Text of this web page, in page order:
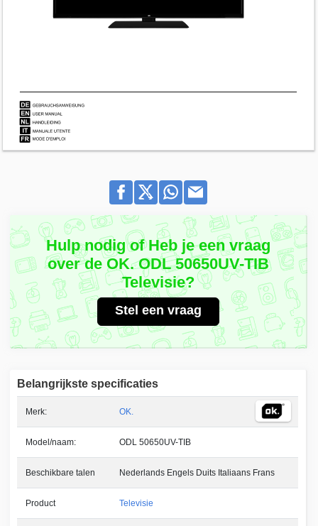
Hulp nodig of Heb je een vraag
over de OK. ODL 50650UV-TIB
Televisie?
Stel een vraag
Belangrijkste specificaties
Merk: OK.
Model/naam: ODL 50650UV-TIB
Beschikbare talen Nederlands Engels Duits Italiaans Frans
Product Televisie